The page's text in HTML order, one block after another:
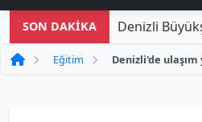
SON DAKİKA Denizli
Eğitim